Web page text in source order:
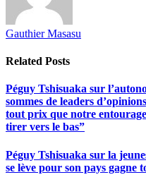
Gauthier Masasu
Related Posts
Péguy Tshisuaka sur
sommes de leaders
tout prix que notre
tirer vers le bas”
Péguy Tshisuaka sur la
se lève pour son pays gagne